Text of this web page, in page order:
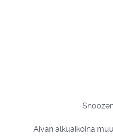
Aivan alkuaikoina